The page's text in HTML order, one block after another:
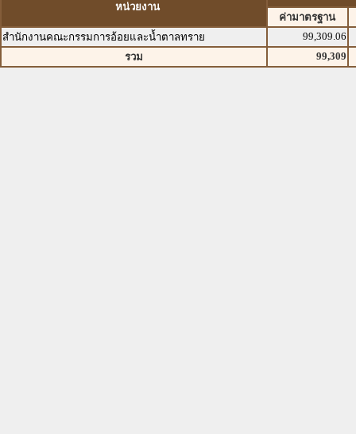
หน่วยงาน
ค่ามาตรฐาน
สำนักงานคณะกรรมการอ้อยและน้ำตาลทราย
99,309.06
รวม
99,309